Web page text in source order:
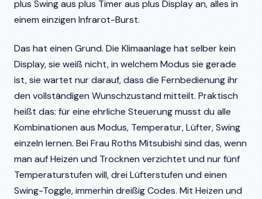
plus Swing aus plus Timer aus plus Display an, alles in
einem einzigen Infrarot-Burst.
Das hat einen Grund. Die Klimaanlage hat selber kein
Display, sie weiß nicht, in welchem Modus sie gerade
ist, sie wartet nur darauf, dass die Fernbedienung ihr
den vollständigen Wunschzustand mitteilt. Praktisch
heißt das: für eine ehrliche Steuerung musst du alle
Kombinationen aus Modus, Temperatur, Lüfter, Swing
einzeln lernen. Bei Frau Roths Mitsubishi sind das, wenn
man auf Heizen und Trocknen verzichtet und nur fünf
Temperaturstufen will, drei Lüfterstufen und einen
Swing-Toggle, immerhin dreißig Codes. Mit Heizen und